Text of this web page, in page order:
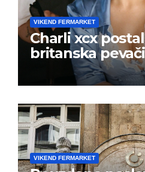
VIKEND FERMARKET
Charli xcx
britanska
albuma na
istoj
VIKEND FERMARKET